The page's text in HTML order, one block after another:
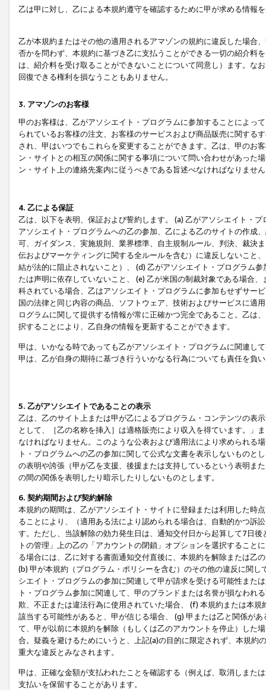
乙は甲に対し、乙による本規約遵守を確認するために甲が求める情報
乙が本規約またはその他の適用されるアマゾンの規約に違反した場合
否かを問わず、本規約に基づき乙に支払うことができる一切の紹介料
は、紹介料を受け取ることができないことについて同意し）ます。な
回復できる権利を損なうこともありません。
3. アマゾンのお客様
甲のお客様は、乙がアソシエイト・プログラムに参加することによっ
られているお客様の注文、お客様のサービスおよび商品販売に関する
され、甲はいつでもこれらを変更することができます。乙は、甲のお
ン・サイトとの相互の関係に関する事項について問い合わせがあった
ン・サイト上の連絡先案内に従うべきである旨述べなければなりませ
4. 乙による保証
乙は、以下を表明、保証および誓約します。 (a) 乙がアソシエイト・
アソシエイト・プログラムへの乙の参加、乙による乙のサイトの作成
可、ガイダンス、実施規則、業界標準、自主規制ルール、判決、裁決
伝およびマーケティングに関する全ルールを含む）に違反しないこと
結が法的に阻止されないこと）、 (d) 乙がアソシエイト・プログラム
たは声明に依存していないこと、 (e) 乙が米国の制裁対象である場合
科されている場合、乙はアソシエイト・プログラムに参加もせずサー
国の法律と同じ内容の商品、ソフトウェア、技術およびサービスに適
ログラムに関して提供する情報が常に正確かつ完全であること。乙は
択することにより、乙自身の情報を更新することができます。
甲は、いかなる時であっても乙がアソシエイト・プログラムに関連し
甲は、乙が自身の期待に基づき行ういかなる行為についても責任を負
5. 乙がアソシエイトであることの表示
乙は、乙のサイト上または甲が乙によるプログラム・コンテンツの表
として、［乙の名称を挿入］は適格販売により収入を得ています。」
なければなりません。このような公表および適用法により求められる
ト・プログラムへの乙の参加に関して公式な文書を表示しないもの
の表明や誇張（甲が乙を支援、後援または支持しているという表明ま
の間の関係を表明したり暗示したりしないものとします。
6. 契約期間および契約解除
本規約の期間は、乙がアソシエイト・サイトに登録または利用した時
ることにより、（適用ある法により認められる場合は、自動的かつ訴
す。ただし、当該解除の効力発生日は、通知交付日から起算して7日
トの管理」上の乙の「アカウントの閉鎖」オプションを選択するこ
る場合には、乙に対する書面通知交付直後に、本規約を解除または乙
(b) 甲が本規約（プログラム・ポリシーを含む）のその他の違反に関
シエイト・プログラムの参加に関連して甲が請求を受ける可能性また
ト・プログラム参加に関連して、甲のブランドまたは名誉が損なわれ
欺、不正または違法行為に使用されていた場合、 (f) 本規約または本
該当する可能性があると、甲が信じる場合、 (g) 甲または乙と関係が
て、甲が以前に本規約を解除（もしくは乙のアカウントを停止）した
合。疑義を避けるためにいうと、上記(a)の目的に限定されず、本規
重大な違反とみなされます。
甲は、正確な金額が支払われたことを確認する（例えば、取消しまた
支払いを保留することがあります。